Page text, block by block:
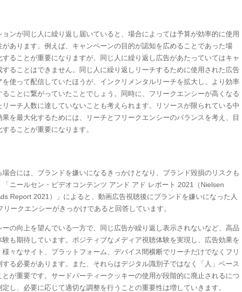
ョンが同じ人に繰り返し届いていると、場合によっては予算が効率的に使用
があります。例えば、キャンペーンの目的が認知を広めることであった場
ることが重要になりますが、同じ人に繰り返し広告があたっていてはキャ
することはできません。同じ人に繰り返しリーチするために使用された広告
を使って配信していたほうが、インクリメンタルリーチを拡大し、より効率
ることに繋がっていたことでしょう。同時に、フリークエンシーが高くなる
リーチ人数に達していないことも考えられます。リソースが限られている中
を最大化するためには、リーチとフリークエンシーのバランスを考え、目
ることが重要になります。
合には、ブランドを嫌いになるきっかけとなり、ブランド毀損のリスクも
ニールセン・ビデオコンテンツ アンド アド レポート 2021 （ Nielsen
Report 2021）」によると、動画広告視聴後にブランドを嫌いになった人
リークエンシーがきっかけであると回答しています。
の向上を望んでいる一方で、同じ広告が繰り返し表示されないなど、高品
験も期待しています。ポジティブなメディア視聴体験を実現し、広告効果を
々なサイト、プラットフォーム、デバイス間横断でリーチだけでなくフリ
する必要があります。また、それらはデジタル識別子ではなく「人」ベース
とが重要です。サードパーティークッキーの使用が段階的に廃止されるにつ
し、必要に応じて適切な調整を行うことの重要性は増していきます。